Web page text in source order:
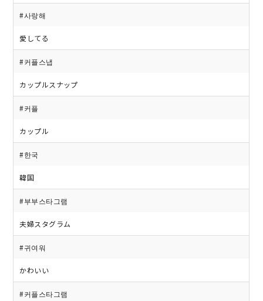
#사랑해
愛してる
#커플스냅
カップルスナップ
#커플
カップル
#한국
韓国
#부부스타그램
夫婦スタグラム
#귀여워
かわいい
#커플스타그램